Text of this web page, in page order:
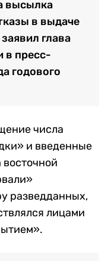
высылка
в выдаче
глава
в пресс-
годового
числа
и введенные
восточной
разведданных,
лицами